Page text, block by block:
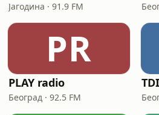
Јагодина · 91.9 FM
PR
PLAY radio
Београд · 92.5 FM